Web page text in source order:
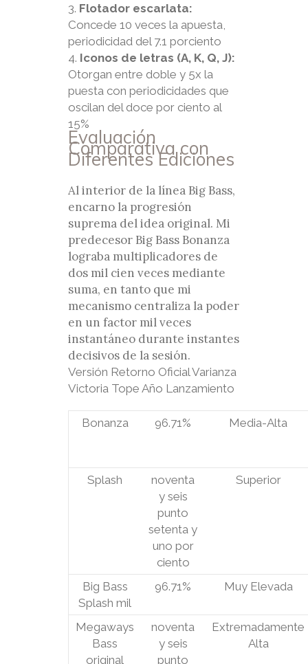
Flotador escarlata:
Concede 10 veces la apuesta,
periodicidad del 7.1 porciento
Iconos de letras (A, K, Q, J):
Otorgan entre doble y 5x la
puesta con periodicidades que
oscilan del doce por ciento al
15%
Evaluación
Comparativa con
Diferentes Ediciones
Al interior de la línea Big Bass,
encarno la progresión
suprema del idea original. Mi
predecesor Big Bass Bonanza
lograba multiplicadores de
dos mil cien veces mediante
suma, en tanto que mi
mecanismo centraliza la poder
en un factor mil veces
instantáneo durante instantes
decisivos de la sesión.
Versión Retorno Oficial Varianza
Victoria Tope Año Lanzamiento
Bonanza 96.71% Media-Alta
Splash
noventa
y seis
punto
setenta y
uno por
ciento
Superior
Big Bass
Splash mil
96.71% Muy Elevada
Megaways
Bass
original
noventa
y seis
punto
Extremadamente
Alta